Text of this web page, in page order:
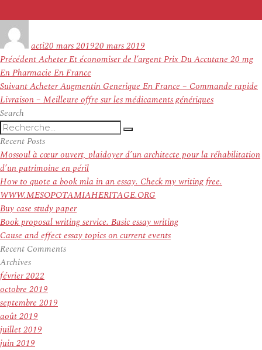
actile
20 mars 201920 mars 2019
Navigation
de
l’article
PrécédentArticle
précédent :
Acheter Et économiser de l’argent Prix Du Accutane 20 mg
En Pharmacie En France
SuivantArticle
suivant :
Acheter Augmentin Generique En France – Commande rapide
Livraison – Meilleure offre sur les médicaments génériques
Search
Recherche
pour
:
Recherche
Recent Posts
Mossoul à cœur ouvert, plaidoyer d’un architecte pour la réhabilitation
d’un patrimoine en péril
How to quote a book mla in an essay. Check my writing free.
WWW.MESOPOTAMIAHERITAGE.ORG
Buy case study paper
Book proposal writing service. Basic essay writing
Cause and effect essay topics on current events
Recent Comments
Archives
février 2022
octobre 2019
septembre 2019
août 2019
juillet 2019
juin 2019